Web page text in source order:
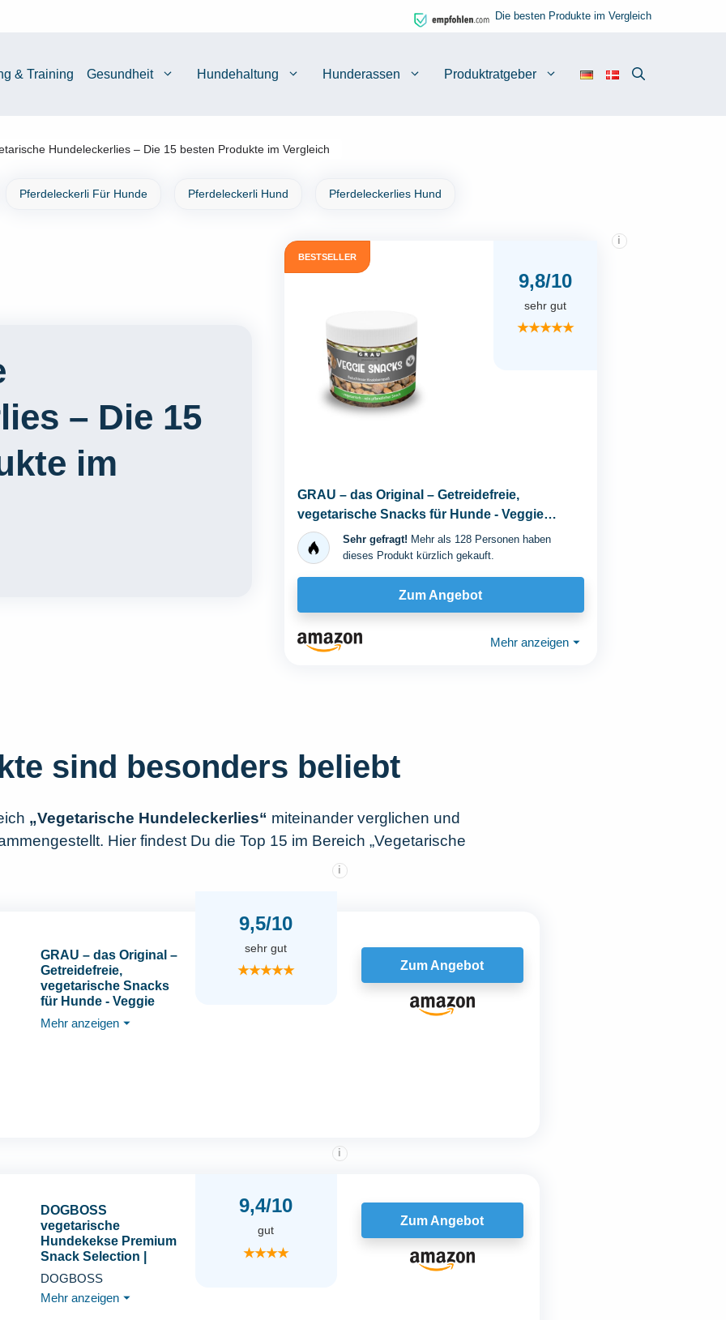
Die besten Produkte im Vergleich
& Training Gesundheit Hundehaltung Hunderassen Produktratgeber
Hundeleckerlies – Die 15 besten Produkte im Vergleich
Pferdeleckerli Für Hunde Pferdeleckerli Hund Pferdeleckerlies Hund
– Die 15
im
BESTSELLER
9,8/10
i
sehr gut
★★★★★
GRAU – das Original – Getreidefreie,
vegetarische Snacks für Hunde - Veggie
Snacks, 1er Pack...
Sehr gefragt! Mehr als 128 Personen haben
dieses Produkt kürzlich gekauft.
Zum Angebot
Mehr anzeigen ⏷
sind besonders beliebt
„Vegetarische Hundeleckerlies“ miteinander verglichen und
Hier findest Du die Top 15 im Bereich „Vegetarische
GRAU – das Original –
Getreidefreie,
vegetarische Snacks
für Hunde - Veggie
Snacks, 1er Pack (1 x
160 g),
Mehr anzeigen ⏷
9,5/10
i
sehr gut
★★★★★ Zum Angebot
DOGBOSS
vegetarische
Hundekekse Premium
Snack Selection |
Reines Naturprodukt in
Lebensmittelqualität |
100% natürliche
DOGBOSS
Mehr anzeigen ⏷
9,4/10
i
gut
★★★★
Zum Angebot